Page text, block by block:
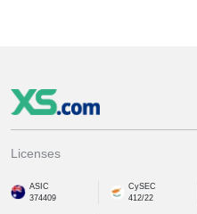
Licenses
ASIC
374409
CySEC
412/22